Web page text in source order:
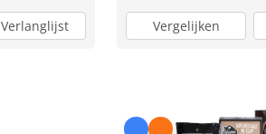
Verlanglijst Vergelijken